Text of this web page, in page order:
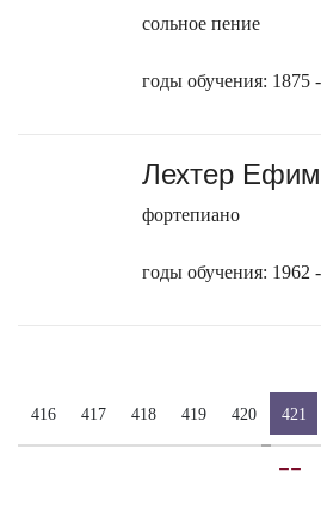
сольное пение
годы обучения: 1875
Лехтер Ефим
фортепиано
годы обучения: 1962
416 417 418 419 420 421
--